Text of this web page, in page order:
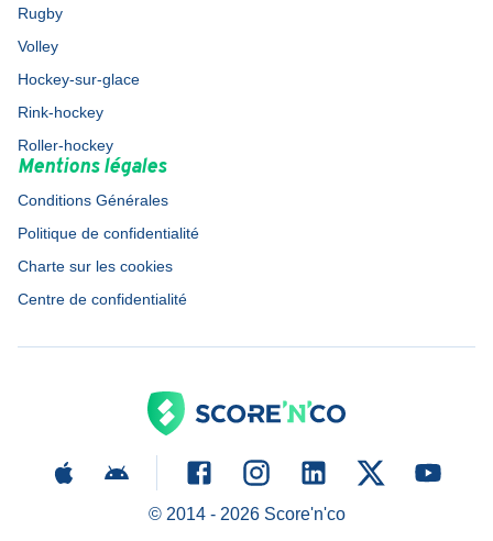
Rugby
Volley
Hockey-sur-glace
Rink-hockey
Roller-hockey
Mentions légales
Conditions Générales
Politique de confidentialité
Charte sur les cookies
Centre de confidentialité
© 2014 - 2026Score'n'co